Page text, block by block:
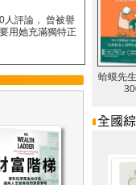
人評論， 曾被譽
用她充滿獨特正